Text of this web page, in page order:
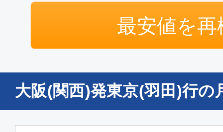
エコノミー
大阪(関西)
東京(
普通席
大阪(関西)
東京(
最安値を再
大阪(関西)発東京(羽田)行の